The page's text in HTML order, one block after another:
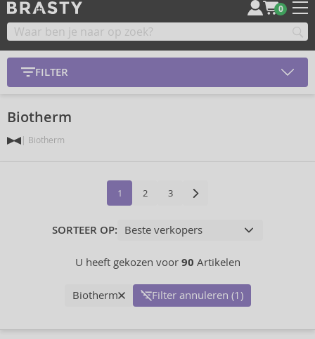
0
FILTER
Biotherm
Biotherm
1 2 3
SORTEER OP:
U heeft gekozen voor 90 Artikelen
Biotherm Filter annuleren (1)